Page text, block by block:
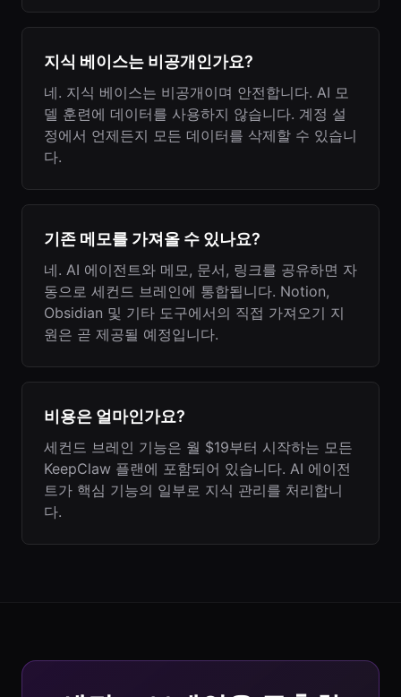
지식 베이스는 비공개인가요?
네. 지식 베이스는 비공개이며 안전합니다. AI 모
델 훈련에 데이터를 사용하지 않습니다. 계정 설
정에서 언제든지 모든 데이터를 삭제할 수 있습니
다.
기존 메모를 가져올 수 있나요?
네. AI 에이전트와 메모, 문서, 링크를 공유하면 자
동으로 세컨드 브레인에 통합됩니다. Notion,
Obsidian 및 기타 도구에서의 직접 가져오기 지
원은 곧 제공될 예정입니다.
비용은 얼마인가요?
세컨드 브레인 기능은 월 $19부터 시작하는 모든
KeepClaw 플랜에 포함되어 있습니다. AI 에이전
트가 핵심 기능의 일부로 지식 관리를 처리합니
다.